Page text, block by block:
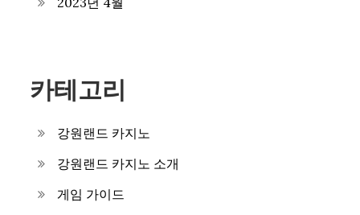
카테고리
강원랜드 카지노
강원랜드 카지노 소개
게임 가이드